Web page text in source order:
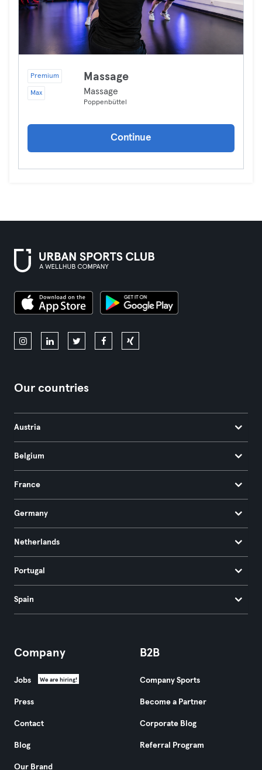
Premium
Max
Massage
Massage
Poppenbüttel
Continue
Our countries
Austria
Belgium
France
Germany
Netherlands
Portugal
Spain
Company
Jobs We are hiring!
Press
Contact
Blog
Our Brand
B2B
Company Sports
Become a Partner
Corporate Blog
Referral Program